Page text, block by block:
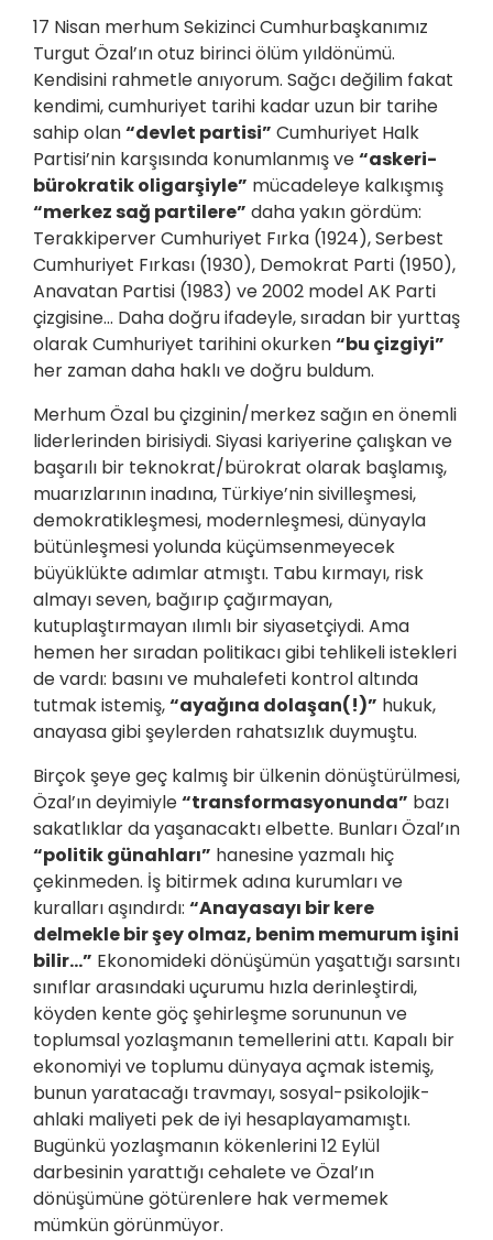
17 Nisan merhum Sekizinci Cumhurbaşkanımız
Turgut Özal’ın otuz birinci ölüm yıldönümü.
Kendisini rahmetle anıyorum. Sağcı değilim fakat
kendimi, cumhuriyet tarihi kadar uzun bir tarihe
sahip olan“devlet partisi” Cumhuriyet Halk
Partisi’nin karşısında konumlanmış ve“askeri-
bürokratik oligarşiyle” mücadeleye kalkışmış
“merkez sağ partilere” daha yakın gördüm:
Terakkiperver Cumhuriyet Fırka (1924), Serbest
Cumhuriyet Fırkası (1930), Demokrat Parti (1950),
Anavatan Partisi (1983) ve 2002 model AK Parti
çizgisine... Daha doğru ifadeyle, sıradan bir yurttaş
olarak Cumhuriyet tarihini okurken“bu çizgiyi”
her zaman daha haklı ve doğru buldum.
Merhum Özal bu çizginin/merkez sağın en önemli
liderlerinden birisiydi. Siyasi kariyerine çalışkan ve
başarılı bir teknokrat/bürokrat olarak başlamış,
muarızlarının inadına, Türkiye’nin sivilleşmesi,
demokratikleşmesi, modernleşmesi, dünyayla
bütünleşmesi yolunda küçümsenmeyecek
büyüklükte adımlar atmıştı. Tabu kırmayı, risk
almayı seven, bağırıp çağırmayan,
kutuplaştırmayan ılımlı bir siyasetçiydi. Ama
hemen her sıradan politikacı gibi tehlikeli istekleri
de vardı: basını ve muhalefeti kontrol altında
tutmak istemiş,“ayağına dolaşan(!)” hukuk,
anayasa gibi şeylerden rahatsızlık duymuştu.
Birçok şeye geç kalmış bir ülkenin dönüştürülmesi,
Özal’ın deyimiyle“transformasyonunda” bazı
sakatlıklar da yaşanacaktı elbette. Bunları Özal’ın
“politik günahları” hanesine yazmalı hiç
çekinmeden. İş bitirmek adına kurumları ve
kuralları aşındırdı: “Anayasayı bir kere
delmekle bir şey olmaz, benim memurum işini
bilir…” Ekonomideki dönüşümün yaşattığı sarsıntı
sınıflar arasındaki uçurumu hızla derinleştirdi,
köyden kente göç şehirleşme sorununun ve
toplumsal yozlaşmanın temellerini attı. Kapalı bir
ekonomiyi ve toplumu dünyaya açmak istemiş,
bunun yaratacağı travmayı, sosyal-psikolojik-
ahlaki maliyeti pek de iyi hesaplayamamıştı.
Bugünkü yozlaşmanın kökenlerini 12 Eylül
darbesinin yarattığı cehalete ve Özal’ın
dönüşümüne götürenlere hak vermemek
mümkün görünmüyor.